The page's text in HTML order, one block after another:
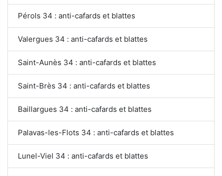
Pérols 34 : anti-cafards et blattes
Valergues 34 : anti-cafards et blattes
Saint-Aunès 34 : anti-cafards et blattes
Saint-Brès 34 : anti-cafards et blattes
Baillargues 34 : anti-cafards et blattes
Palavas-les-Flots 34 : anti-cafards et blattes
Lunel-Viel 34 : anti-cafards et blattes